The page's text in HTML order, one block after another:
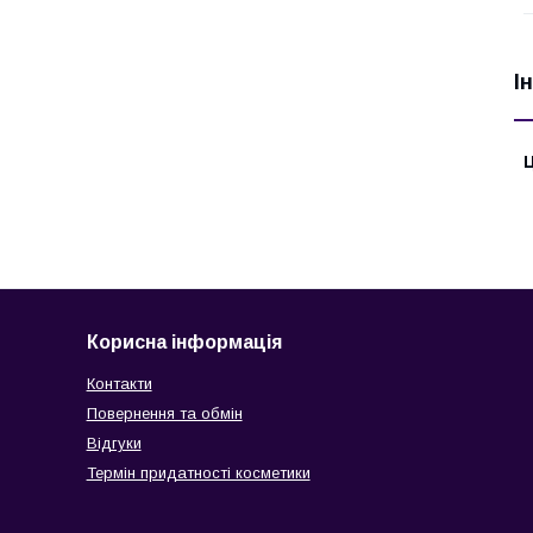
Корисна інформація
Контакти
Повернення та обмін
Відгуки
Термін придатності косметики